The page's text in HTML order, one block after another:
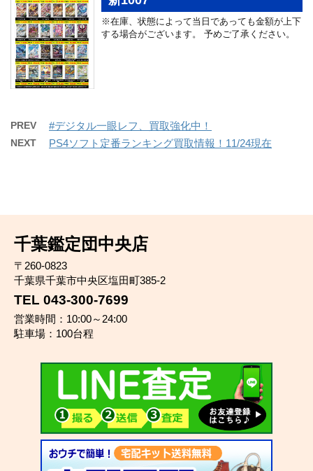
※在庫、状態によって当日であっても金額が上下
する場合がございます。 予めご了承ください。
PREV #デジタル一眼レフ、買取強化中！
NEXT PS4ソフト定番ランキング買取情報！11/24現在
千葉鑑定団中央店
〒260-0823
千葉県千葉市中央区塩田町385-2
TEL 043-300-7699
営業時間：10:00～24:00
駐車場：100台程